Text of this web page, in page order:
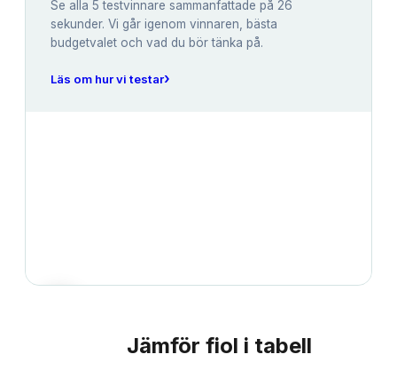
Se alla 5 testvinnare sammanfattade på 26
sekunder. Vi går igenom vinnaren, bästa
budgetvalet och vad du bör tänka på.
Läs om hur vi testar›
Jämför fiol i tabell